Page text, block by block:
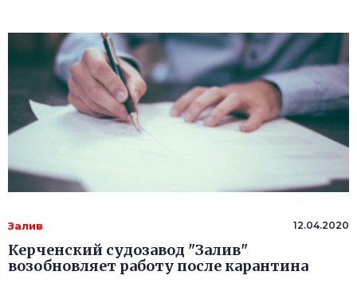
Залив 12.04.2020
Керченский судозавод "Залив"
возобновляет работу после карантина